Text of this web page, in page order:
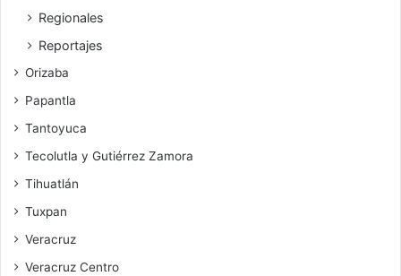
Regionales
Reportajes
Orizaba
Papantla
Tantoyuca
Tecolutla y Gutiérrez Zamora
Tihuatlán
Tuxpan
Veracruz
Veracruz Centro